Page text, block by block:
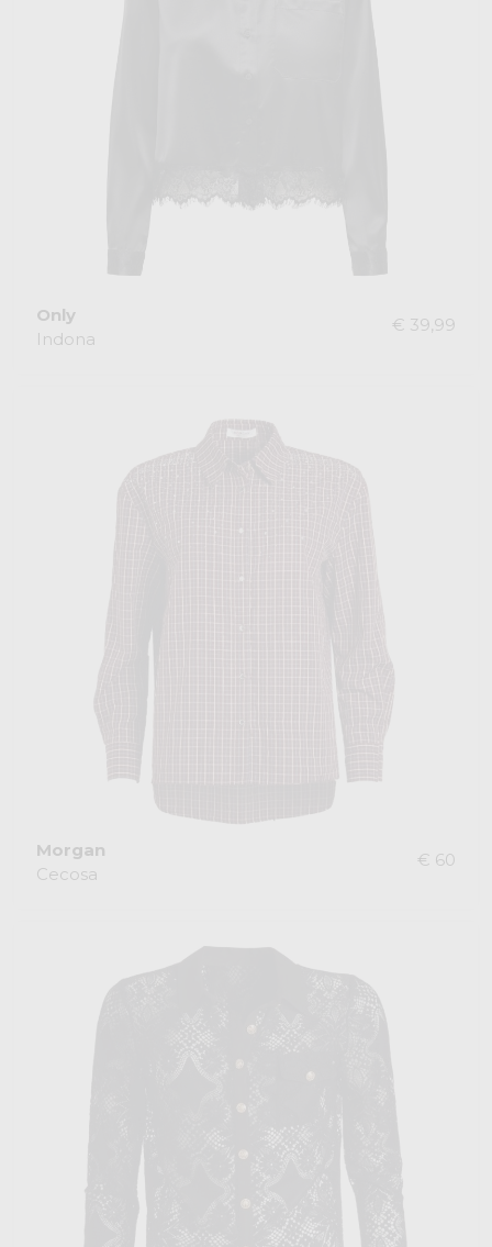
Only
Indona
€ 39,99
Morgan
Cecosa
€ 60